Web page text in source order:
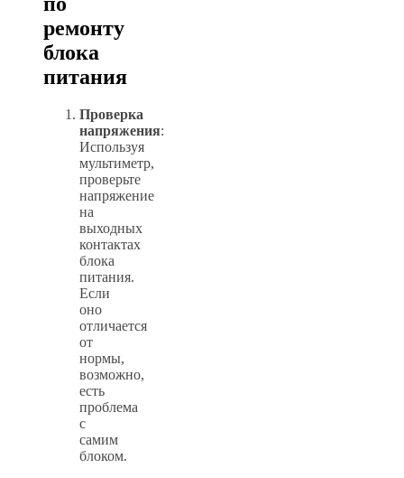
ремонту
блока
питания
Проверка
напряжения:
Используя
мультиметр,
проверьте
напряжение
на
выходных
контактах
блока
питания.
Если
оно
отличается
от
нормы,
возможно,
есть
проблема
с
самим
блоком.